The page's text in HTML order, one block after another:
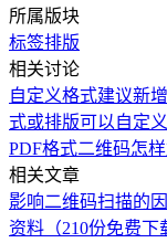
所属版块
标签排版
相关讨论
自定义格式建议新
式或排版可以自定
PDF格式二维码怎
相关文章
影响二维码扫描的
资料（210份免费下